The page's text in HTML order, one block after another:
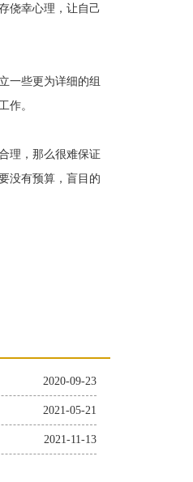
侥幸心理，让自己
一些更为详细的组
作。
理，那么很难保证
没有预算，盲目的
2020-09-23
2021-05-21
2021-11-13